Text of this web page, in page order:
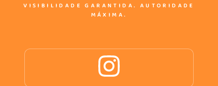
VISIBILIDADE GARANTIDA. AUTORIDADE
MÁXIMA.